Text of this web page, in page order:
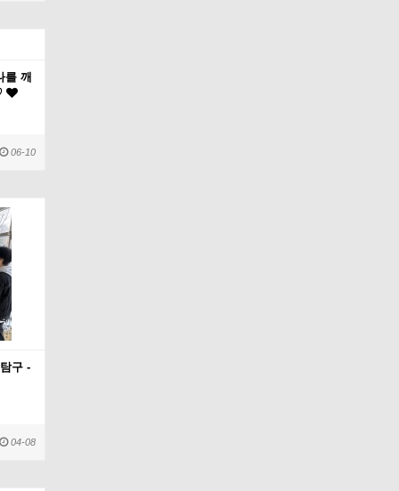
를 깨
06-10
구 -
04-08